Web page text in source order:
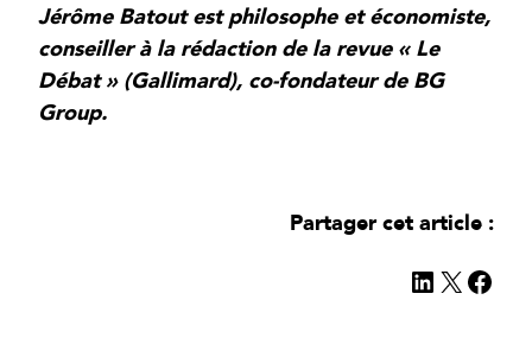
Jérôme Batout est philosophe et économiste,
conseiller à la rédaction de la revue « Le
Débat » (Gallimard), co-fondateur de BG
Group.
Partager cet article :
LinkedIn
X